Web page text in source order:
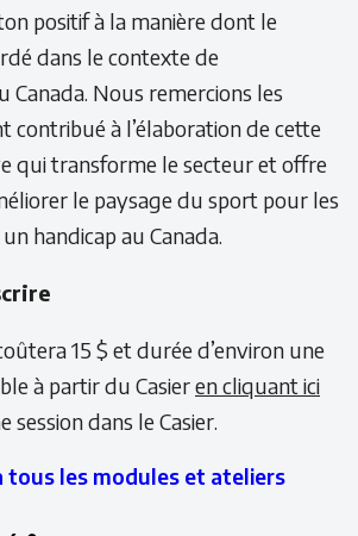
positif à la manière dont le
dans le contexte de
Canada. Nous remercions les
contribué à l’élaboration de cette
qui transforme le secteur et offre
le paysage du sport pour les
handicap au Canada.
15 $ et durée d’environ une
à partir du Casieren cliquant ici
dans le Casier.
tous les modules et ateliers